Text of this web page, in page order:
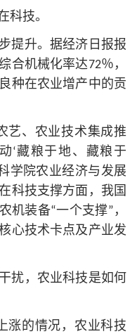
科技。
提升。据经济日报报
合机械化率达72％，
种在农业增产中的贡
艺、农业技术集成推
‘藏粮于地、藏粮于
学院农业经济与发展
科技支撑方面，我国
机装备“一个支撑”，
心技术卡点及产业发
扰，农业科技是如何
涨的情况，农业科技